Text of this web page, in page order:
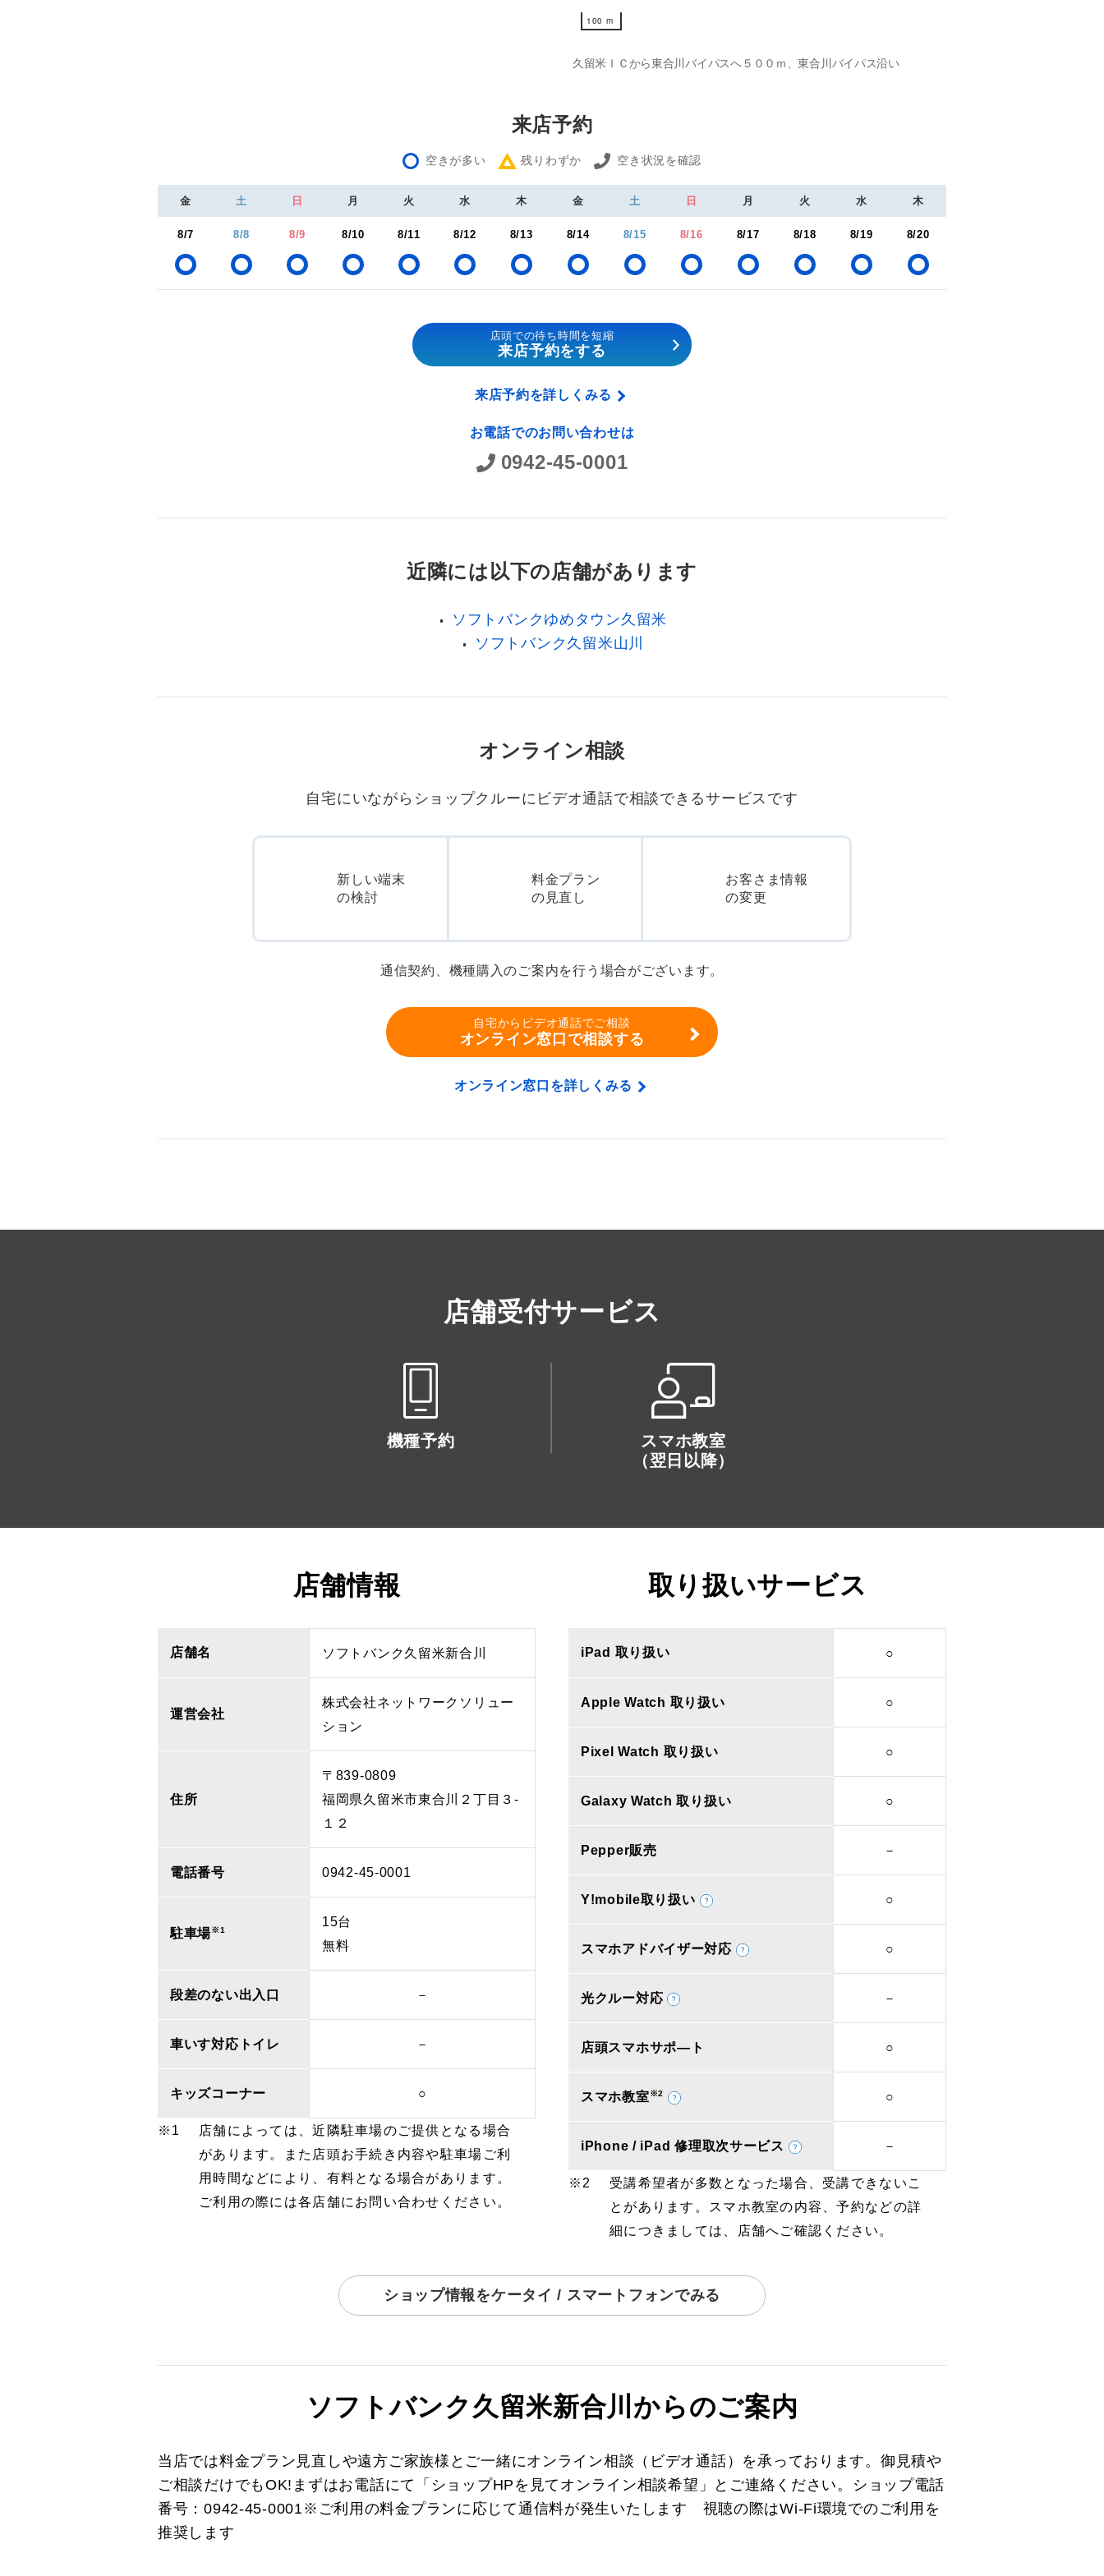
100 m
100 m
久留米ＩＣから東合川バイパスへ５００ｍ、東合川バイパス沿い
来店予約
空きが多い 残りわずか 空き状況を確認
金 土 日 月 火 水 木 金 土 日 月 火 水 木
8/7 8/8 8/9 8/10 8/11 8/12 8/13 8/14 8/15 8/16 8/17 8/18 8/19 8/20
店頭での待ち時間を短縮
来店予約をする
来店予約を詳しくみる
お電話でのお問い合わせは
0942-45-0001
近隣には以下の店舗があります
ソフトバンクゆめタウン久留米
ソフトバンク久留米山川
オンライン相談
自宅にいながらショップクルーに ビデオ通話で相談できるサービスです
新しい端末
の検討
料金プラン
の見直し
お客さま情報
の変更
通信契約、機種購入のご案内を行う場合がございます。
自宅からビデオ通話でご相談
オンライン窓口で相談する
オンライン窓口を詳しくみる
店舗受付サービス
機種予約
スマホ教室
（翌日以降）
店舗情報
店舗名 ソフトバンク久留米新合川
運営会社
株式会社ネットワークソリュー
ション
住所
〒839-0809
福岡県久留米市東合川２丁目３‐
１２
電話番号 0942-45-0001
駐車場※1
15台
無料
段差のない出入口 －
車いす対応トイレ －
キッズコーナー ○
店舗によっては、近隣駐車場のご提供となる場合
があります。また店頭お手続き内容や駐車場ご利
用時間などにより、有料となる場合があります。
ご利用の際には各店舗にお問い合わせください。
取り扱いサービス
iPad 取り扱い ○
Apple Watch 取り扱い ○
Pixel Watch 取り扱い ○
Galaxy Watch 取り扱い ○
Pepper販売 －
Y!mobile取り扱い ○
スマホアドバイザー対応 ○
光クルー対応 －
店頭スマホサポ―ト ○
スマホ教室※2 ○
iPhone / iPad 修理取次サービス －
受講希望者が多数となった場合、受講できないこ
とがあります。スマホ教室の内容、予約などの詳
細につきましては、店舗へご確認ください。
ショップ情報をケータイ / スマートフォンでみる
ソフトバンク久留米新合川からのご案内
当店では料金プラン見直しや遠方ご家族様とご一緒にオンライン相談（ビデオ通話）を承っております。御見積や
ご相談だけでもOK!まずはお電話にて「ショップHPを見てオンライン相談希望」とご連絡ください。ショップ電話
番号：0942-45-0001※ご利用の料金プランに応じて通信料が発生いたします 視聴の際はWi-Fi環境でのご利用を
推奨します